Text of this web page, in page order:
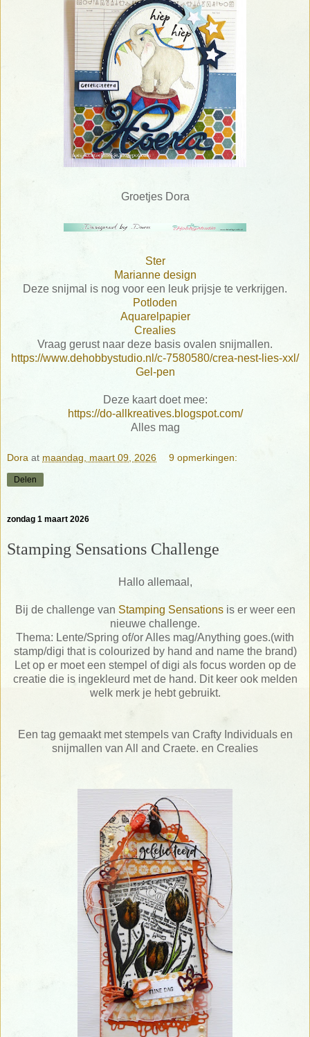
Groetjes Dora
Ster
Marianne design
Deze snijmal is nog voor een leuk prijsje te verkrijgen.
Potloden
Aquarelpapier
Crealies
Vraag gerust naar deze basis ovalen snijmallen.
https://www.dehobbystudio.nl/c-7580580/crea-nest-lies-xxl/
Gel-pen
Deze kaart doet mee:
https://do-allkreatives.blogspot.com/
Alles mag
Dora at maandag, maart 09, 2026 9 opmerkingen:
Delen
zondag 1 maart 2026
Stamping Sensations Challenge
Hallo allemaal,
Bij de challenge van Stamping Sensationsis er weer een
nieuwe challenge.
Thema: Lente/Spring of/or Alles mag/Anything goes.(with
stamp/digi that is colourized by hand and name the brand)
Let op er moet een stempel of digi als focus worden op de
creatie die is ingekleurd met de hand. Dit keer ook melden
welk merk je hebt gebruikt.
Een tag gemaakt met stempels van Crafty Individuals en
snijmallen van All and Craete. en Crealies